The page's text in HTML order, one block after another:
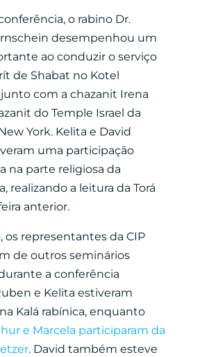
o rabino Dr.
desempenhou um
ao conduzir o serviço
de Shabat no Kotel
com a chazanit Irena
do Temple Israel da
York. Kelita e David
uma participação
na parte religiosa da
realizando a leitura da Torá
anterior.
os representantes da CIP
de outros seminários
a conferência
e Kelita estiveram
Kalá rabínica, enquanto
e Marcela participaram da
. David também esteve